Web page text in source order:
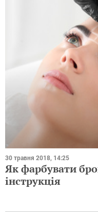
30 травня 2018, 14:25
Як фарбувати
інструкція